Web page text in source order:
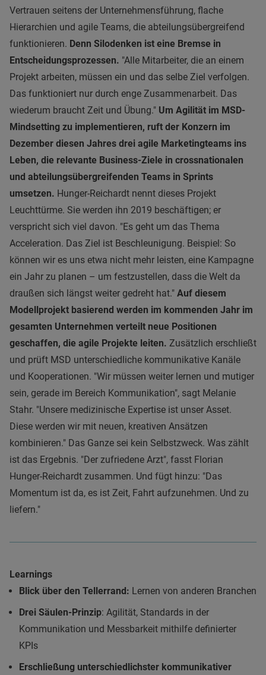
Vertrauen seitens der Unternehmensführung, flache
Hierarchien und agile Teams, die abteilungsübergreifend
funktionieren. Denn Silodenken ist eine Bremse in
Entscheidungsprozessen. "Alle Mitarbeiter, die an einem
Projekt arbeiten, müssen ein und das selbe Ziel verfolgen.
Das funktioniert nur durch enge Zusammenarbeit. Das
wiederum braucht Zeit und Übung." Um Agilität im MSD-
Mindsetting zu implementieren, ruft der Konzern im
Dezember diesen Jahres drei agile Marketingteams ins
Leben, die relevante Business-Ziele in crossnationalen
und abteilungsübergreifenden Teams in Sprints
umsetzen. Hunger-Reichardt nennt dieses Projekt
Leuchttürme. Sie werden ihn 2019 beschäftigen; er
verspricht sich viel davon. "Es geht um das Thema
Acceleration. Das Ziel ist Beschleunigung. Beispiel: So
können wir es uns etwa nicht mehr leisten, eine Kampagne
ein Jahr zu planen – um festzustellen, dass die Welt da
draußen sich längst weiter gedreht hat." Auf diesem
Modellprojekt basierend werden im kommenden Jahr im
gesamten Unternehmen verteilt neue Positionen
geschaffen, die agile Projekte leiten. Zusätzlich erschließt
und prüft MSD unterschiedliche kommunikative Kanäle
und Kooperationen. "Wir müssen weiter lernen und mutiger
sein, gerade im Bereich Kommunikation", sagt Melanie
Stahr. "Unsere medizinische Expertise ist unser Asset.
Diese werden wir mit neuen, kreativen Ansätzen
kombinieren." Das Ganze sei kein Selbstzweck. Was zählt
ist das Ergebnis. "Der zufriedene Arzt", fasst Florian
Hunger-Reichardt zusammen. Und fügt hinzu: "Das
Momentum ist da, es ist Zeit, Fahrt aufzunehmen. Und zu
liefern."
Learnings
Blick über den Tellerrand: Lernen von anderen Branchen
Drei Säulen-Prinzip: Agilität, Standards in der
Kommunikation und Messbarkeit mithilfe definierter
KPIs
Erschließung unterschiedlichster kommunikativer